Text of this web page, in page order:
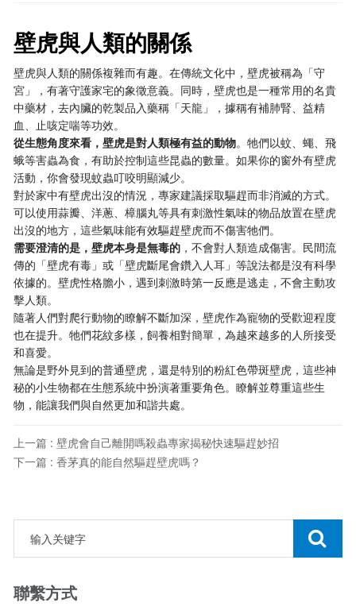
壁虎與人類的關係
壁虎與人類的關係複雜而有趣。在傳統文化中，壁虎被稱為「守
宮」，有著守護家宅的象徵意義。同時，壁虎也是一種常用的名貴
中藥材，去內臟的乾製品入藥稱「天龍」，據稱有補肺腎、益精
血、止咳定喘等功效。
從生態角度來看，壁虎是對人類極有益的動物。牠們以蚊、蠅、飛
蛾等害蟲為食，有助於控制這些昆蟲的數量。如果你的窗外有壁虎
活動，你會發現蚊蟲叮咬明顯減少。
對於家中有壁虎出沒的情況，專家建議採取驅趕而非消滅的方式。
可以使用蒜瓣、洋蔥、樟腦丸等具有刺激性氣味的物品放置在壁虎
出沒的地方，這些氣味能有效驅趕壁虎而不傷害牠們。
需要澄清的是，壁虎本身是無毒的 ，不會對人類造成傷害。民間流
傳的「壁虎有毒」或「壁虎斷尾會鑽入人耳」等說法都是沒有科學
依據的。壁虎性格膽小，遇到刺激時第一反應是逃走，不會主動攻
擊人類。
隨著人們對爬行動物的瞭解不斷加深，壁虎作為寵物的受歡迎程度
也在提升。牠們花紋多樣，飼養相對簡單，為越來越多的人所接受
和喜愛。
無論是野外見到的普通壁虎，還是特別的粉紅色帶斑壁虎，這些神
秘的小生物都在生態系統中扮演著重要角色。瞭解並尊重這些生
物，能讓我們與自然更加和諧共處。
上一篇 : 壁虎會自己離開嗎殺蟲專家揭秘快速驅趕妙招
下一篇 : 香茅真的能自然驅趕壁虎嗎？
聯繫方式